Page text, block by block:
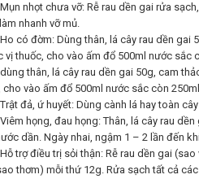
nhọt chưa vỡ: Rễ rau dền gai rửa
nhanh vỡ mủ.
có đờm: Dùng thân, lá cây rau dền
vị thuốc, cho vào ấm đổ 500ml nước sắc
thân, lá cây rau dền gai 50g, cam
cho vào ấm đổ 500ml nước sắc còn
đả, ứ huyết: Dùng cành lá hay toàn
họng, đau họng: Thân, lá cây rau
dần. Ngày nhai, ngậm 1 – 2 lần đến
trợ điều trị sỏi thận: Rễ rau dền gai
thơm) mỗi thứ 12g. Rửa sạch tất cả